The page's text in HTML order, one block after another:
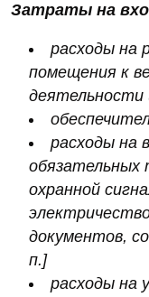
Затраты на
расходы на
помещения к
деятельности
расходы на
обязательных
охранной
документов,
п.]
расходы на